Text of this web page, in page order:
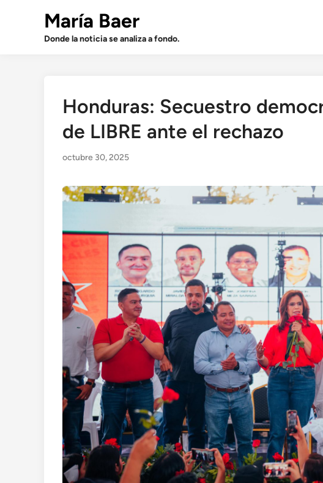
María Baer
Donde la noticia se analiza a fondo.
Honduras: Secuestro
de LIBRE ante el rechazo
octubre 30, 2025